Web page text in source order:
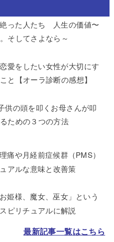
った人たち 人生の価値〜
そしてさよなら～
愛をしたい女性が大切にす
と【オーラ診断の感想】
供の頭を叩くお母さんが叩
ための３つの方法
痛や月経前症候群（PMS）
アルな意味と改善策
姫様、魔女、巫女」という
ピリチュアルに解説
最新記事一覧はこちら